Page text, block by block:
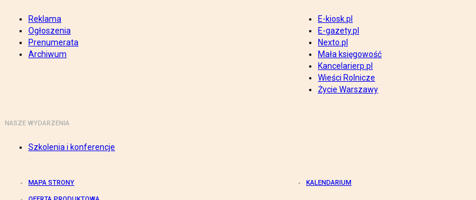
Reklama
Ogłoszenia
Prenumerata
Archiwum
E-kiosk.pl
E-gazety.pl
Nexto.pl
Mała księgowość
Kancelarierp.pl
Wieści Rolnicze
Życie Warszawy
NASZE WYDARZENIA
Szkolenia i konferencje
MAPA STRONY KALENDARIUM